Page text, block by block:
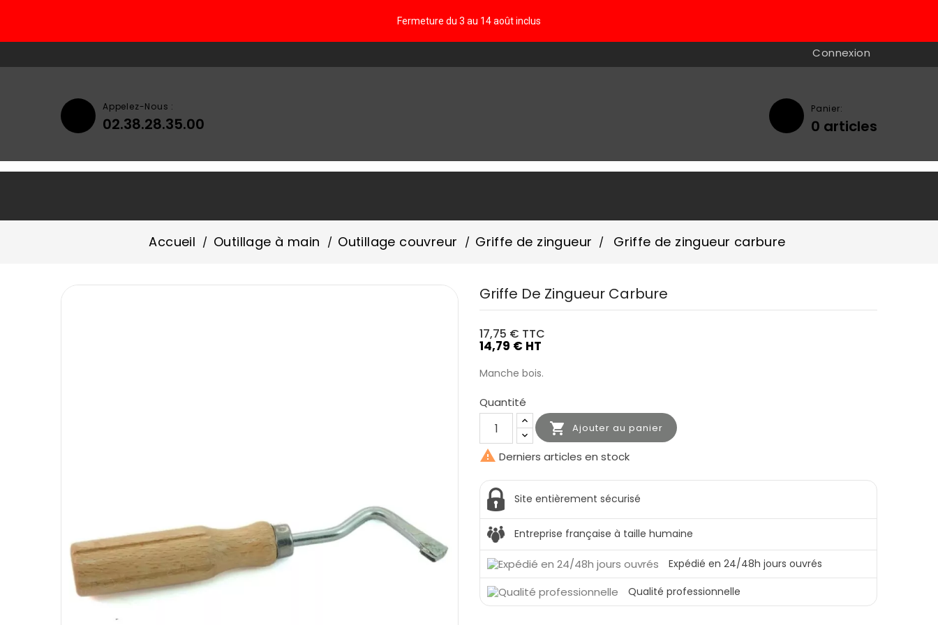
Fermeture du 3 au 14 août inclus
Connexion
Panier:
0 articles
Appelez-Nous :
02.38.28.35.00
Accueil Outillage à main Outillage couvreur Griffe de zingueur Griffe de zingueur carbure
Griffe De Zingueur Carbure
17,75 € TTC
14,79 € HT
Manche bois.
Quantité
 Ajouter au panier
 Derniers articles en stock
Site entièrement sécurisé
Entreprise française à taille humaine
Expédié en 24/48h jours ouvrés
Qualité professionnelle